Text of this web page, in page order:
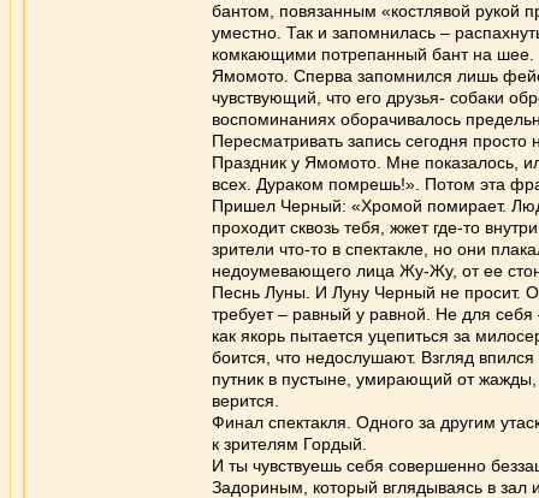
бантом, повязанным «костлявой рукой
уместно. Так и запомнилась –
комкающими потрепанный бант на шее.
Ямомото. Сперва запомнился лишь
чувствующий, что его друзья- собаки
воспоминаниях оборачивалось
Пересматривать запись сегодня
Праздник у Ямомото. Мне показалось,
всех. Дураком помрешь!». Потом эта
Пришел Черный: «Хромой помирает.
проходит сквозь тебя, жжет где-то
зрители что-то в спектакле, но они
недоумевающего лица Жу-Жу, от ее
Песнь Луны. И Луну Черный не просит.
требует – равный у равной. Не для
как якорь пытается уцепиться за
боится, что недослушают. Взгляд впился
путник в пустыне, умирающий от жажды,
верится.
Финал спектакля. Одного за другим
к зрителям Гордый.
И ты чувствуешь себя совершенно
Задориным, который вглядываясь в